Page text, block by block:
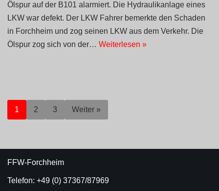
Ölspur auf der B101 alarmiert. Die Hydraulikanlage eines
LKW war defekt. Der LKW Fahrer bemerkte den Schaden
in Forchheim und zog seinen LKW aus dem Verkehr. Die
Ölspur zog sich von der… Weiterlesen »
1 2 3 Weiter »
FFW-Forchheim
Telefon: +49 (0) 37367/87969